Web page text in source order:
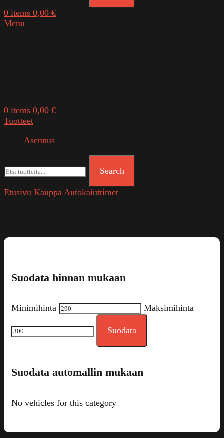
0 items 0,00 €
Menu
0 items 0,00 €
Tuotteet
Asennus
Search
Etusivu Kauppa Autokaiuttimet
Suodata hinnan mukaan
Minimihinta Maksimihinta
Suodata
Suodata automallin mukaan
No vehicles for this category